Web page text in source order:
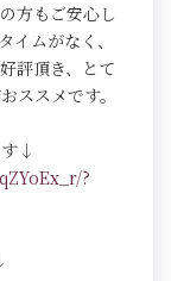
方もご安心し
イムがなく、
評頂き、とて
ススメです。
す↓
?